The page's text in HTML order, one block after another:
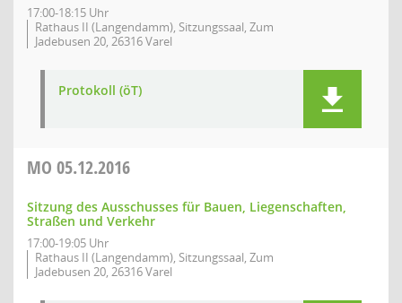
17:00-18:15 Uhr
Rathaus II (Langendamm), Sitzungssaal, Zum
Jadebusen 20, 26316 Varel
Protokoll (öT)
MO 05.12.2016
Sitzung des Ausschusses für Bauen, Liegenschaften,
Straßen und Verkehr
17:00-19:05 Uhr
Rathaus II (Langendamm), Sitzungssaal, Zum
Jadebusen 20, 26316 Varel